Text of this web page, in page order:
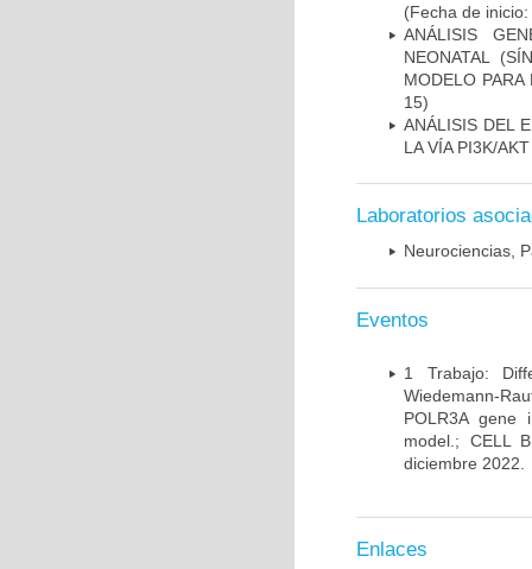
(Fecha de
ANÁLISIS
NEONATAL
MODELO
15)
ANÁLISIS DEL
LA VÍA PI3K/
Laboratorios
Neurociencias,
Eventos
1 Trabajo:
Wiedemann-
POLR3A gene
model.; CELL
diciembre 2022.
Enlaces